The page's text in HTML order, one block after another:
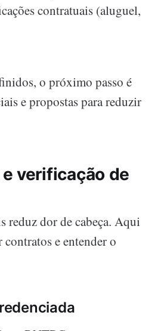
contratuais (aluguel,
o próximo passo é
e propostas para reduzir
verificação de
reduz dor de cabeça. Aqui
e entender o